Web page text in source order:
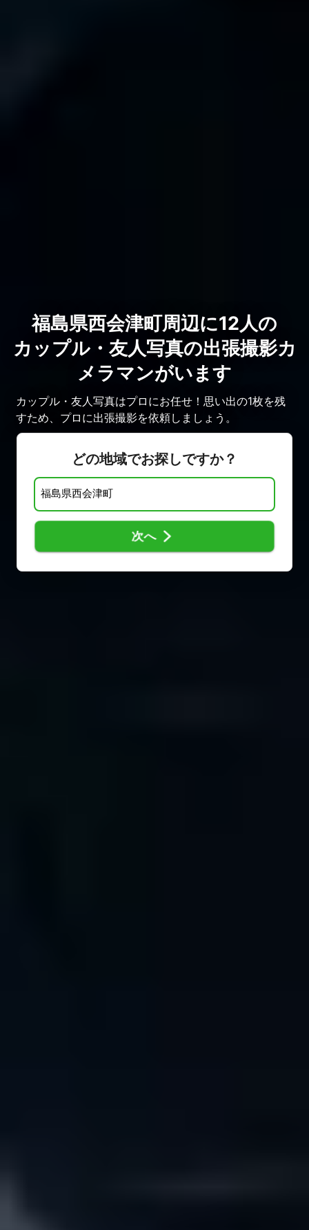
福島県西会津町周辺に12人の
カップル・友人写真の出張撮影カ
メラマンがいます
カップル・友人写真はプロにお任せ！思い出の1枚を残
すため、プロに出張撮影を依頼しましょう。
どの地域でお探しですか？
次へ